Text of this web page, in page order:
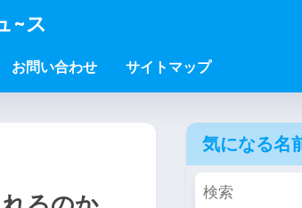
~ス
お問い合わせ サイトマップ
気になる名